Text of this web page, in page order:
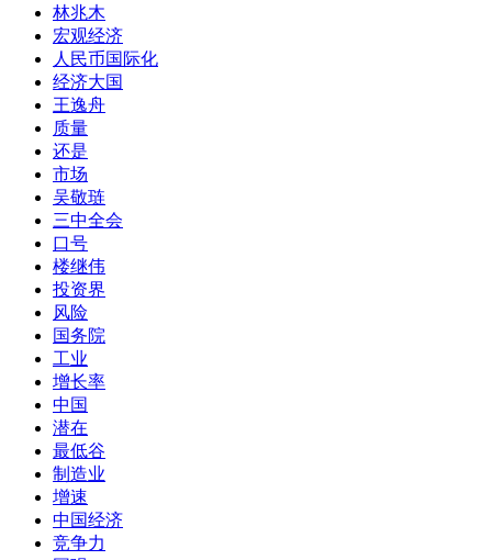
林兆木
宏观经济
人民币国际化
经济大国
王逸舟
质量
还是
市场
吴敬琏
三中全会
口号
楼继伟
投资界
风险
国务院
工业
增长率
中国
潜在
最低谷
制造业
增速
中国经济
竞争力